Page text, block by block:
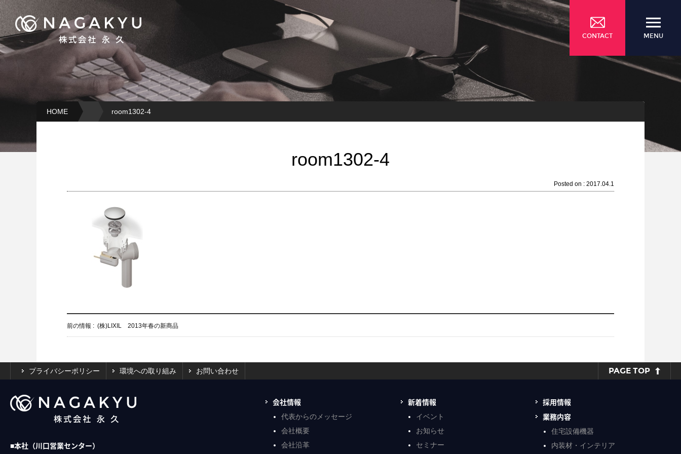
CONTACT MENU
HOME room1302-4
room1302-4
Posted on : 2017.04.1
前の情報 : (株)LIXIL 2013年春の新商品
プライバシーポリシー 環境への取り組み お問い合わせ PAGE TOP
■本社（川口営業センター）
会社情報
代表からのメッセージ
会社概要
会社沿革
新着情報
イベント
お知らせ
セミナー
採用情報
業務内容
住宅設備機器
内装材・インテリア